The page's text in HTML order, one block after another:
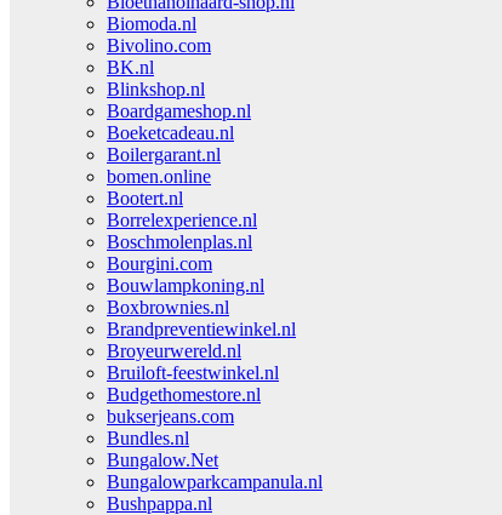
Biomoda.nl
Bivolino.com
BK.nl
Blinkshop.nl
Boardgameshop.nl
Boeketcadeau.nl
Boilergarant.nl
bomen.online
Bootert.nl
Borrelexperience.nl
Boschmolenplas.nl
Bourgini.com
Bouwlampkoning.nl
Boxbrownies.nl
Brandpreventiewinkel.nl
Broyeurwereld.nl
Bruiloft-feestwinkel.nl
Budgethomestore.nl
bukserjeans.com
Bundles.nl
Bungalow.Net
Bungalowparkcampanula.nl
Bushpappa.nl